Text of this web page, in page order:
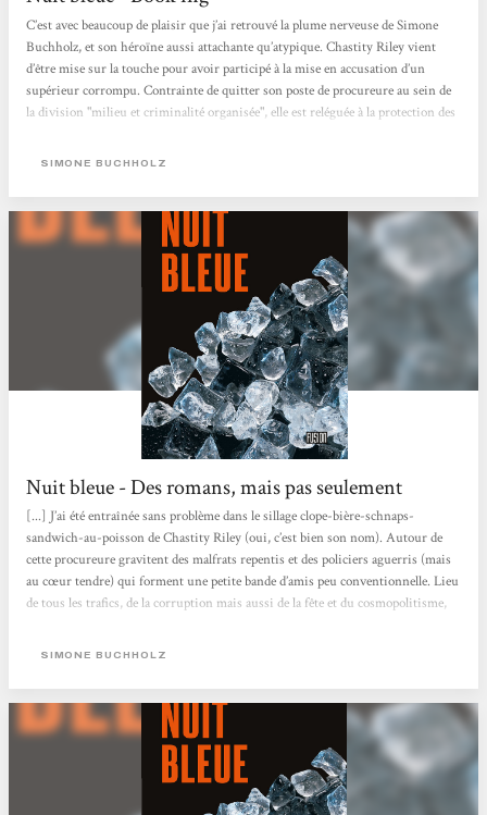
C’est avec beaucoup de plaisir que j’ai retrouvé la plume nerveuse de Simone
Buchholz, et son héroïne aussi attachante qu’atypique. Chastity Riley vient
d’être mise sur la touche pour avoir participé à la mise en accusation d’un
supérieur corrompu. Contrainte de quitter son poste de procureure au sein de
la division "milieu et criminalité organisée", elle est reléguée à la protection des
hospitalisé suite à un tabassage qui l’a sérieusement amoché....
SIMONE BUCHHOLZ
Nuit bleue - Des romans, mais pas seulement
[...] J’ai été entraînée sans problème dans le sillage clope-bière-schnaps-
sandwich-au-poisson de Chastity Riley (oui, c’est bien son nom). Autour de
cette procureure gravitent des malfrats repentis et des policiers aguerris (mais
au cœur tendre) qui forment une petite bande d’amis peu conventionnelle. Lieu
de tous les trafics, de la corruption mais aussi de la fête et du cosmopolitisme,
la ville donne un cachet indéniable à ce roman très efficace. Chastity Riley
SIMONE BUCHHOLZ